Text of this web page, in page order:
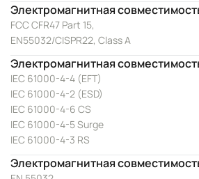
Электромагнитная
FCC CFR47 Part 15,
EN55032/CISPR22, Class A
Электромагнитная
IEC 61000-4-4 (EFT)
IEC 61000-4-2 (ESD)
IEC 61000-4-6 CS
IEC 61000-4-5 Surge
IEC 61000-4-3 RS
Электромагнитная